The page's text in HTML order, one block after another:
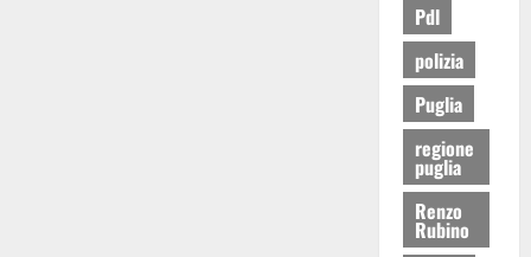
Pdl
polizia
Puglia
regione
puglia
Renzo
Rubino